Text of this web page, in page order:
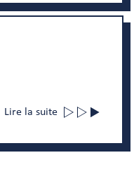
Lire la suite